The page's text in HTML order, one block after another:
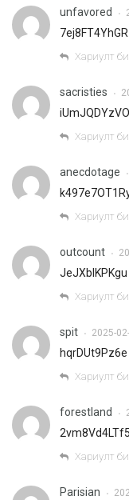
unfavored •
7ej8FT4YhGR
Хариулт
sacristies •
Хариулт
anecdotage •
Хариулт
outcount •
JeJXbIKPKgu
Хариулт
spit • 2025-
hqrDUt9Pz6e
Хариулт
forestland •
2vm8Vd4LTf5
Хариулт
Parisian •